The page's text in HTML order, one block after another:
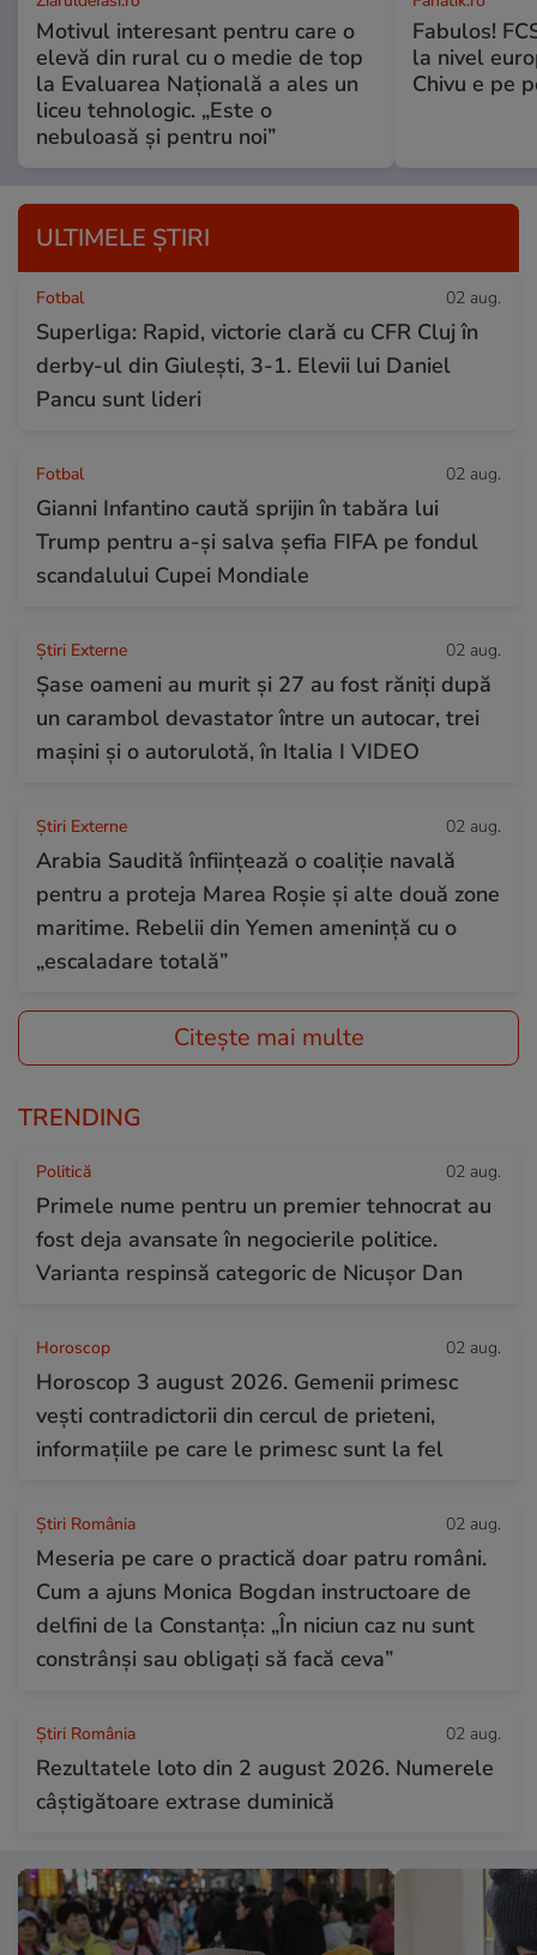
Motivul interesant pentru care o
elevă din rural cu o medie de top
la Evaluarea Națională a ales un
liceu tehnologic. „Este o
nebuloasă și pentru noi”
Fabulos!
la nivel
Chivu e pe
ULTIMELE ȘTIRI
Fotbal 02 aug.
Superliga: Rapid, victorie clară cu CFR Cluj în
derby-ul din Giulești, 3-1. Elevii lui Daniel
Pancu sunt lideri
Fotbal 02 aug.
Gianni Infantino caută sprijin în tabăra lui
Trump pentru a-și salva șefia FIFA pe fondul
scandalului Cupei Mondiale
Știri Externe 02 aug.
Șase oameni au murit și 27 au fost răniți după
un carambol devastator între un autocar, trei
mașini și o autorulotă, în Italia I VIDEO
Știri Externe 02 aug.
Arabia Saudită înființează o coaliție navală
pentru a proteja Marea Roșie și alte două zone
maritime. Rebelii din Yemen amenință cu o
„escaladare totală”
Citește mai multe
TRENDING
Politică 02 aug.
Primele nume pentru un premier tehnocrat au
fost deja avansate în negocierile politice.
Varianta respinsă categoric de Nicușor Dan
Horoscop 02 aug.
Horoscop 3 august 2026. Gemenii primesc
vești contradictorii din cercul de prieteni,
informațiile pe care le primesc sunt la fel
Știri România 02 aug.
Meseria pe care o practică doar patru români.
Cum a ajuns Monica Bogdan instructoare de
delfini de la Constanța: „În niciun caz nu sunt
constrânși sau obligați să facă ceva”
Știri România 02 aug.
Rezultatele loto din 2 august 2026. Numerele
câștigătoare extrase duminică